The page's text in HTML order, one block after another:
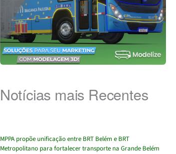
Notícias mais Recentes
MPPA propõe unificação entre BRT Belém e BRT
Metropolitano para fortalecer transporte na Grande Belém